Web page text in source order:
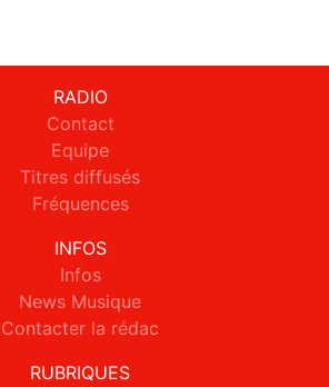
RADIO
Contact
Equipe
Titres diffusés
Fréquences
INFOS
Infos
News Musique
Contacter la rédac
RUBRIQUES